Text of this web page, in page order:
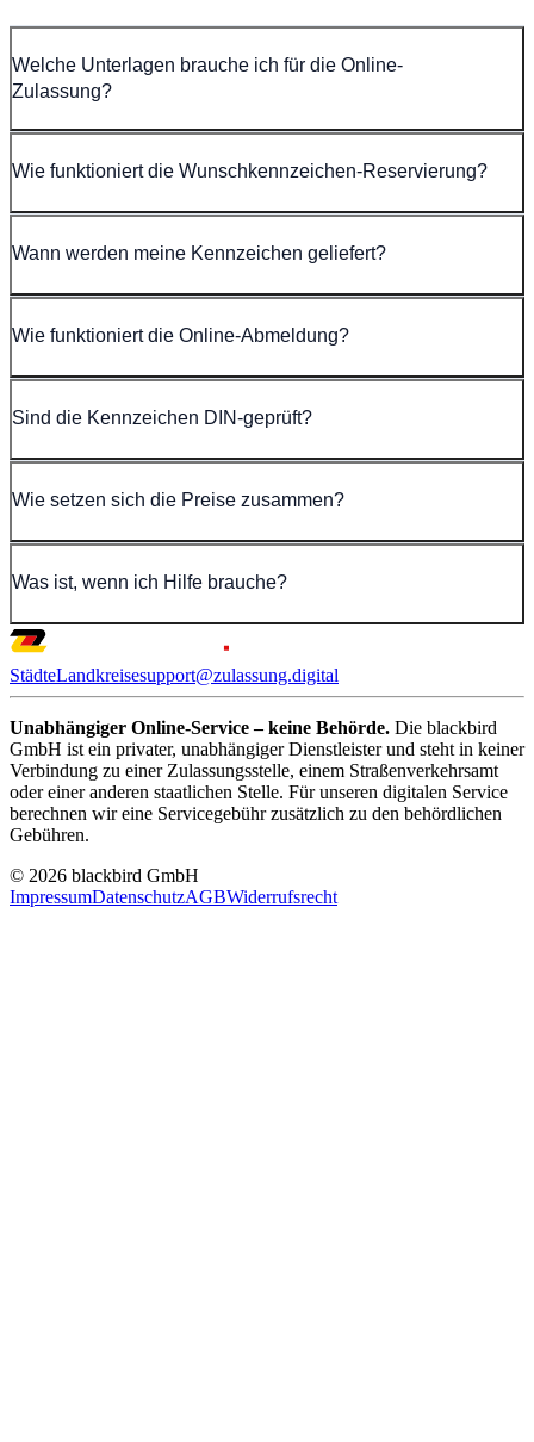
Welche Unterlagen brauche ich für die Online-
Zulassung?
Wie funktioniert die Wunschkennzeichen-Reservierung?
Wann werden meine Kennzeichen geliefert?
Wie funktioniert die Online-Abmeldung?
Sind die Kennzeichen DIN-geprüft?
Wie setzen sich die Preise zusammen?
Was ist, wenn ich Hilfe brauche?
StädteLandkreisesupport@zulassung.digital
Unabhängiger Online-Service – keine Behörde. Die blackbird
GmbH ist ein privater, unabhängiger Dienstleister und steht in keiner
Verbindung zu einer Zulassungsstelle, einem Straßenverkehrsamt
oder einer anderen staatlichen Stelle. Für unseren digitalen Service
berechnen wir eine Servicegebühr zusätzlich zu den behördlichen
Gebühren.
© 2026 blackbird GmbH
ImpressumDatenschutzAGBWiderrufsrecht